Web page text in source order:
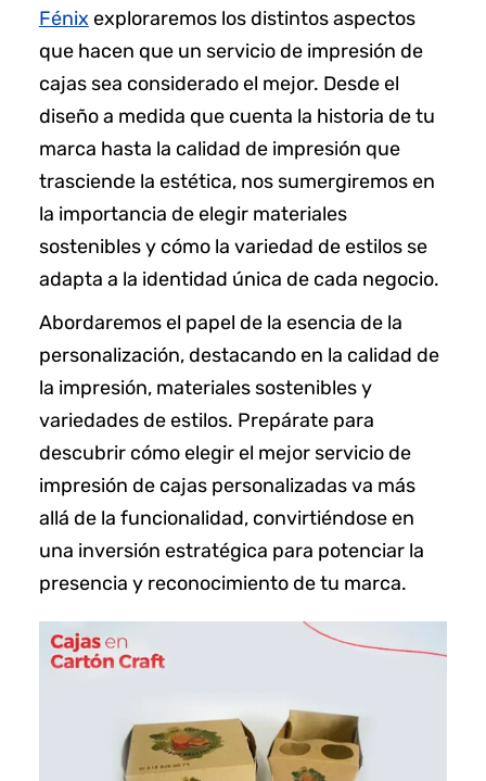
Fénix exploraremos los distintos aspectos
que hacen que un servicio de impresión de
cajas sea considerado el mejor. Desde el
diseño a medida que cuenta la historia de tu
marca hasta la calidad de impresión que
trasciende la estética, nos sumergiremos en
la importancia de elegir materiales
sostenibles y cómo la variedad de estilos se
adapta a la identidad única de cada negocio.
Abordaremos el papel de la esencia de la
personalización, destacando en la calidad de
la impresión, materiales sostenibles y
variedades de estilos. Prepárate para
descubrir cómo elegir el mejor servicio de
impresión de cajas personalizadas va más
allá de la funcionalidad, convirtiéndose en
una inversión estratégica para potenciar la
presencia y reconocimiento de tu marca.